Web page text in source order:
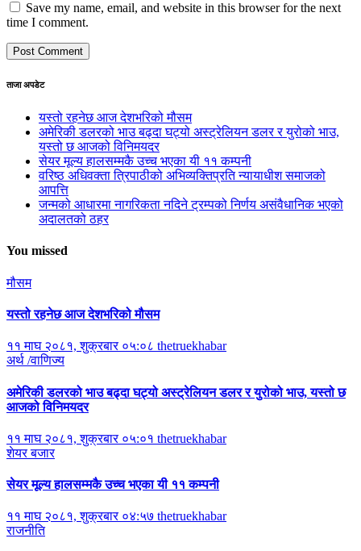
Save my name, email, and website in this browser for the next
time I comment.
ताजा अपडेट
यस्तो रहनेछ आज देशभरिको मौसम
अमेरिकी डलरको भाउ बढ्दा घट्यो अस्ट्रेलियन डलर र युरोको भाउ,
यस्तो छ आजको विनिमयदर
सेयर मूल्य हालसम्मकै उच्च भएका यी ११ कम्पनी
वरिष्ठ अधिवक्ता त्रिपाठीको अभिव्यक्तिप्रति न्यायाधीश समाजको
आपत्ति
जन्मको आधारमा नागरिकता नदिने ट्रम्पको निर्णय असंवैधानिक भएको
अदालतको ठहर
You missed
मौसम
यस्तो रहनेछ आज देशभरिको मौसम
११ माघ २०८१, शुक्रबार ०५:०८ thetruekhabar
अर्थ /वाणिज्य
अमेरिकी डलरको भाउ बढ्दा घट्यो अस्ट्रेलियन डलर र युरोको भाउ, यस्तो छ
आजको विनिमयदर
११ माघ २०८१, शुक्रबार ०५:०१ thetruekhabar
शेयर बजार
सेयर मूल्य हालसम्मकै उच्च भएका यी ११ कम्पनी
११ माघ २०८१, शुक्रबार ०४:५७ thetruekhabar
राजनीति